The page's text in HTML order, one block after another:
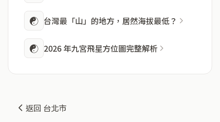
☯ 台灣最「山」的地方，居然海拔最低？
☯ 2026 年九宮飛星方位圖完整解析
返回 台北市